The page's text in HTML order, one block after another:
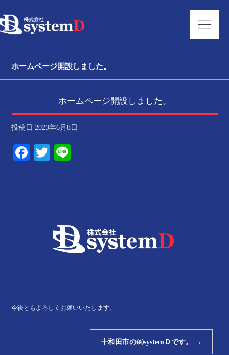
ホームページ開設しました。
ホームページ開設しました。
投稿日 2023年6月8日
Facebook
Twitter
今後ともよろしくお願いいたします。
十和田市の㈱systemＤです。 →